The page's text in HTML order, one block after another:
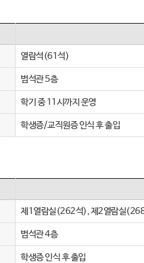
열람석(61석)
범석관 5층
학기 중 11시까지 운영
학생증/교직원증 인식 후 출입
제1열람실(262석), 제2열람실
범석관 4층
학생증 인식 후 출입